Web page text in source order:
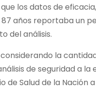
los datos de
87 años reportaba un
del análisis.
la
de seguridad a
de Salud de la Nación